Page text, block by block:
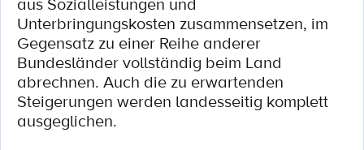
Unterbringungskosten zusammensetzen, im
Gegensatz zu einer Reihe anderer
Bundesländer vollständig beim Land
abrechnen. Auch die zu erwartenden
Steigerungen werden landesseitig komplett
ausgeglichen.